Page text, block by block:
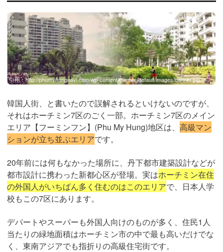
引用：http://phumyhungnavi.com/wp-content/themes/default/images/banner.jpg
韓国人街、と書いたので誤解されるといけないのですが、
それはホーチミン7区のごく一部。ホーチミン7区のメイン
エリア【フーミンフン】(Phu My Hung)地区は、 高級マン
ションが立ち並ぶエリアです。
20年前には何もなかった場所に、丹下都市建築設計などが
都市設計に携わった新都心区が登場。実はホーチミン在住
の外国人がいちばん多く住むのはこのエリアで、日本人学
校もこの7区にあります。
デパートやスーパーも外国人向けのものが多く、住民1人
当たりの緑地面積はホーチミン市の中で最も高いだけでな
く、東南アジアでも指折りの高級住宅街です。